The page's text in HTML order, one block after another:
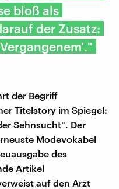
bloß als
der Zusatz:
der Begriff
Titelstory im Spiegel:
Sehnsucht". Der
Modevokabel
des
Artikel
auf den Arzt